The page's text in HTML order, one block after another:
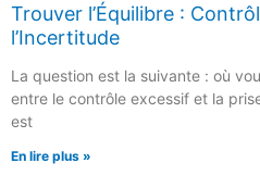
Trouver l’Équilibre :
l’Incertitude
La question est la suivante : où
entre le contrôle excessif et la
est
En lire plus »